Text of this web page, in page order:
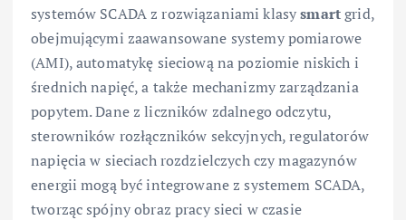
systemów SCADA z rozwiązaniami klasysmartgrid,
obejmującymi zaawansowane systemy pomiarowe
(AMI), automatykę sieciową na poziomie niskich i
średnich napięć, a także mechanizmy zarządzania
popytem. Dane z liczników zdalnego odczytu,
sterowników rozłączników sekcyjnych, regulatorów
napięcia w sieciach rozdzielczych czy magazynów
energii mogą być integrowane z systemem SCADA,
tworząc spójny obraz pracy sieci w czasie